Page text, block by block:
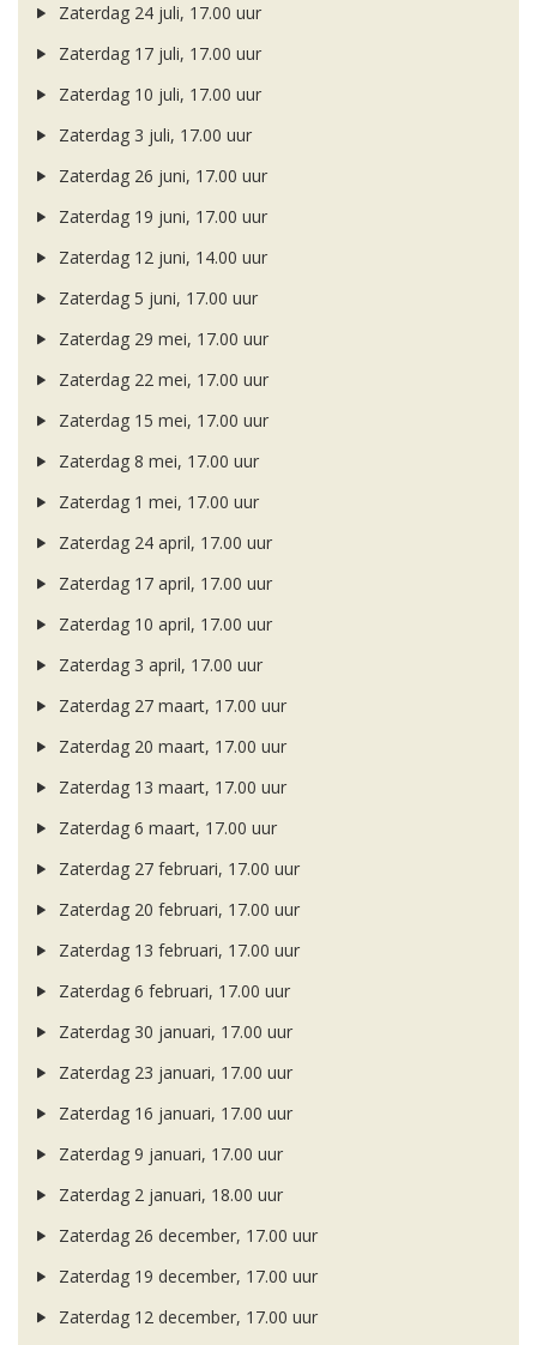
Zaterdag 24 juli, 17.00 uur
Zaterdag 17 juli, 17.00 uur
Zaterdag 10 juli, 17.00 uur
Zaterdag 3 juli, 17.00 uur
Zaterdag 26 juni, 17.00 uur
Zaterdag 19 juni, 17.00 uur
Zaterdag 12 juni, 14.00 uur
Zaterdag 5 juni, 17.00 uur
Zaterdag 29 mei, 17.00 uur
Zaterdag 22 mei, 17.00 uur
Zaterdag 15 mei, 17.00 uur
Zaterdag 8 mei, 17.00 uur
Zaterdag 1 mei, 17.00 uur
Zaterdag 24 april, 17.00 uur
Zaterdag 17 april, 17.00 uur
Zaterdag 10 april, 17.00 uur
Zaterdag 3 april, 17.00 uur
Zaterdag 27 maart, 17.00 uur
Zaterdag 20 maart, 17.00 uur
Zaterdag 13 maart, 17.00 uur
Zaterdag 6 maart, 17.00 uur
Zaterdag 27 februari, 17.00 uur
Zaterdag 20 februari, 17.00 uur
Zaterdag 13 februari, 17.00 uur
Zaterdag 6 februari, 17.00 uur
Zaterdag 30 januari, 17.00 uur
Zaterdag 23 januari, 17.00 uur
Zaterdag 16 januari, 17.00 uur
Zaterdag 9 januari, 17.00 uur
Zaterdag 2 januari, 18.00 uur
Zaterdag 26 december, 17.00 uur
Zaterdag 19 december, 17.00 uur
Zaterdag 12 december, 17.00 uur